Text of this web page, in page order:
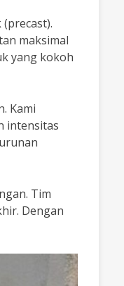
maksimal
yang kokoh
Kami
intensitas
Tim
Dengan